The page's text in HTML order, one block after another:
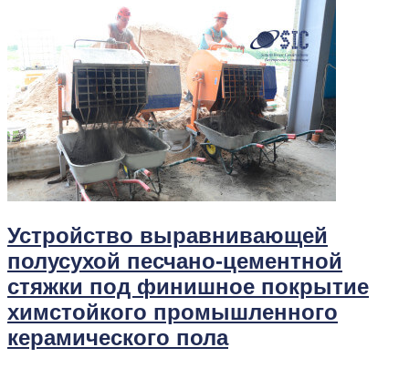
Устройство выравнивающей
полусухой песчано-цементной
стяжки под финишное покрытие
химстойкого промышленного
керамического пола